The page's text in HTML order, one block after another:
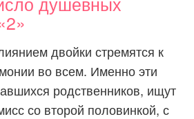
двойки стремятся к
во всем. Именно эти
родственников, ищут
со второй половинкой, с